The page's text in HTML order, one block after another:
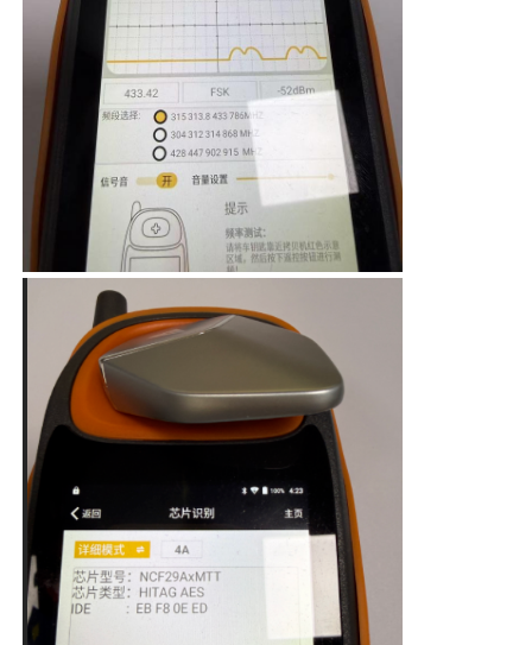
Produits
Vidéos
A propos de nous
Visite d'usine
Contrôle de la qualité
Contact
nouvelles
Tous les cas
Clés automatiques